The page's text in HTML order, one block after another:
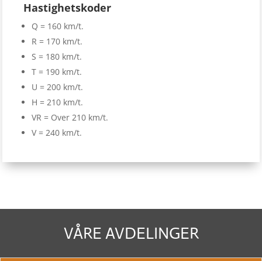
Hastighetskoder
Q = 160 km/t.
R = 170 km/t.
S = 180 km/t.
T = 190 km/t.
U = 200 km/t.
H = 210 km/t.
VR = Over 210 km/t.
V = 240 km/t.
VÅRE AVDELINGER